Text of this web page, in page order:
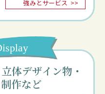
強みとサービス >>
体デザイン物・
作など